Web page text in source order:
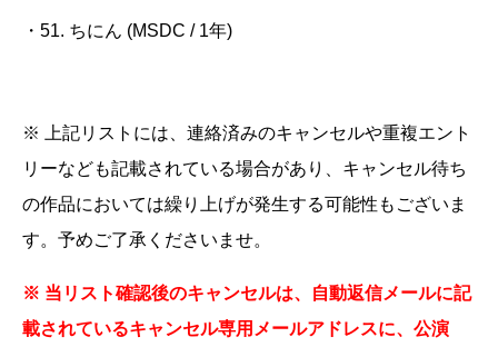
・51. ちにん (MSDC / 1年)
※ 上記リストには、連絡済みのキャンセルや重複エント
リーなども記載されている場合があり、キャンセル待ち
の作品においては繰り上げが発生する可能性もございま
す。予めご了承くださいませ。
※ 当リスト確認後のキャンセルは、自動返信メールに記
載されているキャンセル専用メールアドレスに、公演